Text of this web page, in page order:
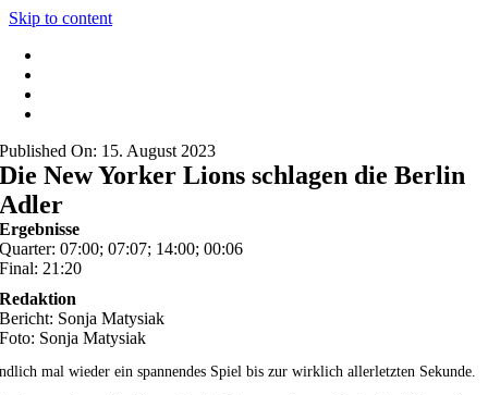
Skip to content
Published On: 15. August 2023
Die New Yorker Lions schlagen die Berlin
Adler
Ergebnisse
Quarter: 07:00; 07:07; 14:00; 00:06
Final: 21:20
Redaktion
Bericht: Sonja Matysiak
Foto: Sonja Matysiak
mal wieder ein spannendes Spiel bis zur wirklich allerletzten Sekunde.